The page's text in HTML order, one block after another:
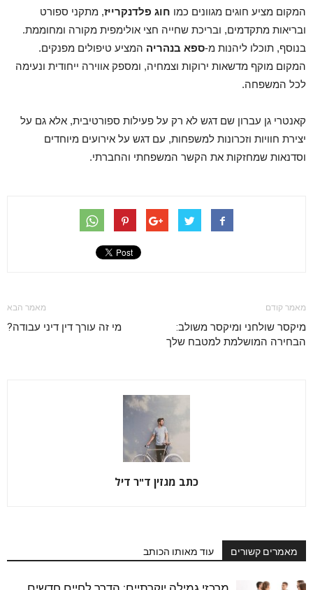
המקום מציע חוגים מגוונים כמו חוג פלדנקרייז, מתקני ספורט
ובריאות מתקדמים, ובריכת שחייה חצי אולימפית מקורה ומחוממת.
בנוסף, תוכלו ליהנות מ-ספא בנהריה המציע טיפולים מפנקים.
המקום מוקף מדשאות ירוקות וצמחיה, ומספק אווירה ייחודית ונעימה
לכל המשפחה.
קאנטרי גן עברון שם דגש לא רק על פעילות ספורטיבית, אלא גם על
יצירת חוויות וזכרונות למשפחות, עם דגש על אירועים מיוחדים
וסדנאות שמחזקות את הקשר המשפחתי והחברתי.
מאמר קודם
מיקסר שולחני ומיקסר משולב:
הבחירה המושלמת למטבח שלך
מאמר הבא
מי זה עורך דין דיני עבודה?
כתב מגזין ד"ר דיל
מאמרים קשורים עוד מאותו הכותב